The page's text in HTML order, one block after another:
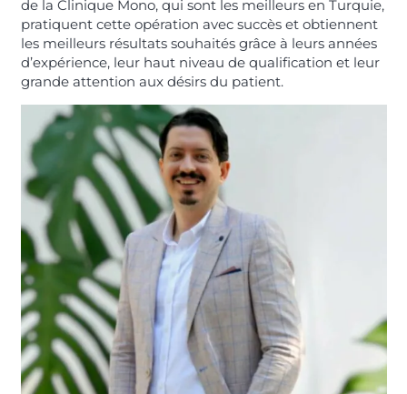
de la Clinique Mono, qui sont les meilleurs en Turquie,
pratiquent cette opération avec succès et obtiennent
les meilleurs résultats souhaités grâce à leurs années
d’expérience, leur haut niveau de qualification et leur
grande attention aux désirs du patient.